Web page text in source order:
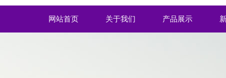
网站首页 关于我们 产品展示